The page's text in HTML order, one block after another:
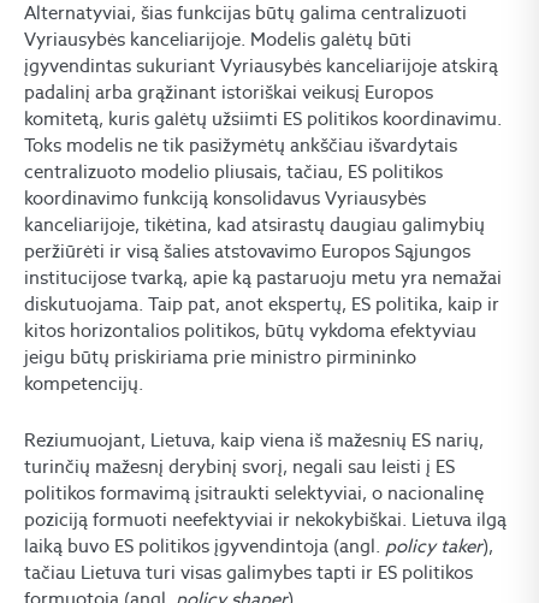
Alternatyviai, šias funkcijas būtų galima centralizuoti
Vyriausybės kanceliarijoje. Modelis galėtų būti
įgyvendintas sukuriant Vyriausybės kanceliarijoje atskirą
padalinį arba grąžinant istoriškai veikusį Europos
komitetą, kuris galėtų užsiimti ES politikos koordinavimu.
Toks modelis ne tik pasižymėtų ankščiau išvardytais
centralizuoto modelio pliusais, tačiau, ES politikos
koordinavimo funkciją konsolidavus Vyriausybės
kanceliarijoje, tikėtina, kad atsirastų daugiau galimybių
peržiūrėti ir visą šalies atstovavimo Europos Sąjungos
institucijose tvarką, apie ką pastaruoju metu yra nemažai
diskutuojama. Taip pat, anot ekspertų, ES politika, kaip ir
kitos horizontalios politikos, būtų vykdoma efektyviau
jeigu būtų priskiriama prie ministro pirmininko
kompetencijų.
Reziumuojant, Lietuva, kaip viena iš mažesnių ES narių,
turinčių mažesnį derybinį svorį, negali sau leisti į ES
politikos formavimą įsitraukti selektyviai, o nacionalinę
poziciją formuoti neefektyviai ir nekokybiškai. Lietuva ilgą
laiką buvo ES politikos įgyvendintoja (angl. policy taker),
tačiau Lietuva turi visas galimybes tapti ir ES politikos